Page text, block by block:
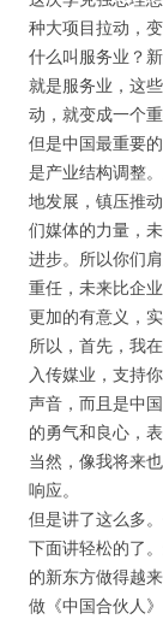
密码
记住我
种大项目拉动，
什么叫服务业？
就是服务业，这
动，就变成一个
但是中国最重要
是产业结构调整
地发展，镇压推
们媒体的力量，
进步。所以你们
重任，未来比企
更加的有意义，实
所以，首先，我
入传媒业，支持
声音，而且是中
的勇气和良心，
当然，像我将来
响应。
但是讲了这么多
下面讲轻松的了
的新东方做得越
做《中国合伙人